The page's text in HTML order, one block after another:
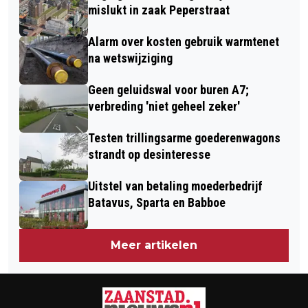
mislukt in zaak Peperstraat
Alarm over kosten gebruik warmtenet
na wetswijziging
Geen geluidswal voor buren A7;
verbreding 'niet geheel zeker'
Testen trillingsarme goederenwagons
strandt op desinteresse
Uitstel van betaling moederbedrijf
Batavus, Sparta en Babboe
Meer artikelen